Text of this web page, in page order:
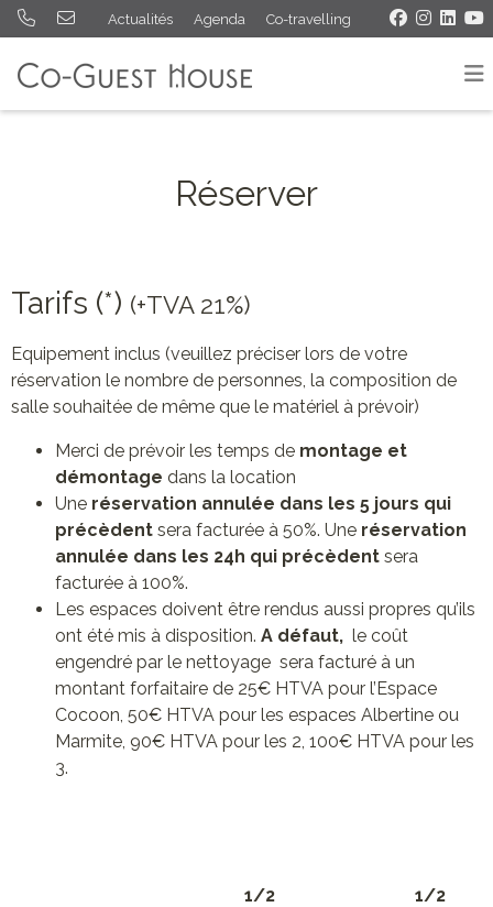
Actualités Agenda Co-travelling
Réserver
Tarifs (*) (+TVA 21%)
Equipement inclus (veuillez préciser lors de votre
réservation le nombre de personnes, la composition de
salle souhaitée de même que le matériel à prévoir)
Merci de prévoir les temps de montage et
démontage dans la location
Une réservation annulée dans les 5 jours qui
précèdent sera facturée à 50%. Une réservation
annulée dans les 24h qui précèdent sera
facturée à 100%.
Les espaces doivent être rendus aussi propres qu’ils
ont été mis à disposition. A défaut, le coût
engendré par le nettoyage sera facturé à un
montant forfaitaire de 25€ HTVA pour l’Espace
Cocoon, 50€ HTVA pour les espaces Albertine ou
Marmite, 90€ HTVA pour les 2, 100€ HTVA pour les
3.
1/2
1/2